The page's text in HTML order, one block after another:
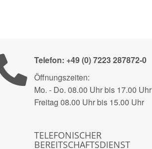
Telefon: +49 (0) 7223 287872-0
Öffnungszeiten:
Mo. - Do. 08.00 Uhr bis 17.00 Uhr
Freitag 08.00 Uhr bis 15.00 Uhr
TELEFONISCHER
BEREITSCHAFTSDIENST